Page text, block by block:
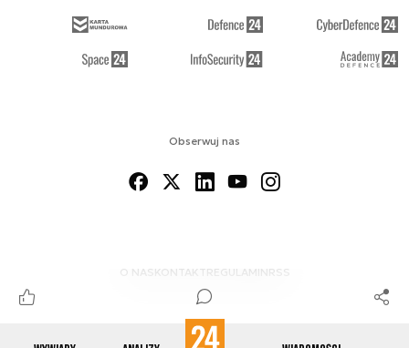
Obserwuj nas
O NAS KONTAKTREGULAMINRSS